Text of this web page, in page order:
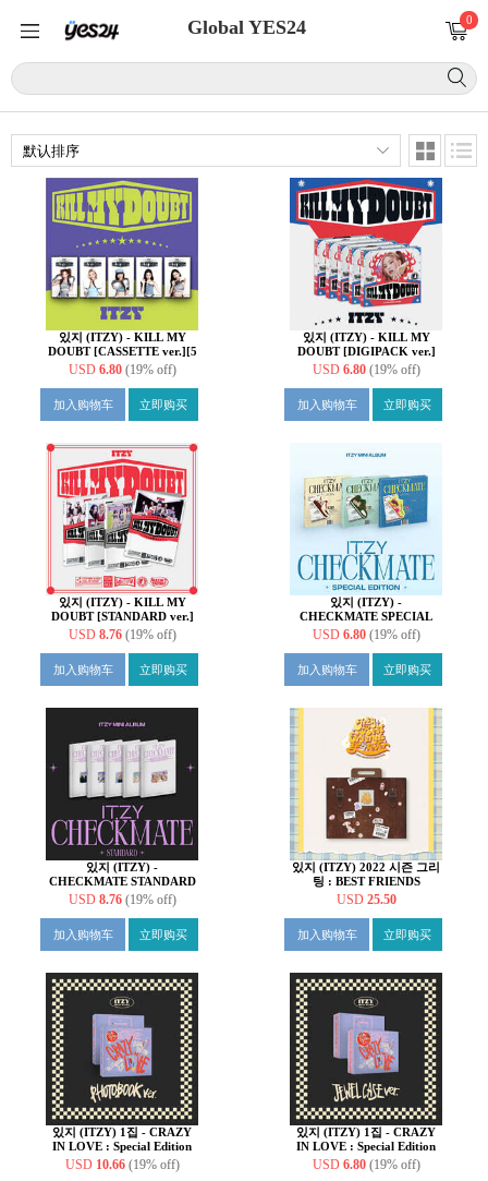
Global YES24 0
있지 (ITZY) - KILL MY
DOUBT [CASSETTE ver.][5
종 중 1종 랜덤발송]
USD 6.80 (19% off)
加入购物车 立即购买
있지 (ITZY) - KILL MY
DOUBT [DIGIPACK ver.]
[버전 5종 중 1종 랜덤 발송]
USD 6.80 (19% off)
加入购物车 立即购买
있지 (ITZY) - KILL MY
DOUBT [STANDARD ver.]
[4종 중 1종 랜덤발송]
USD 8.76 (19% off)
加入购物车 立即购买
있지 (ITZY) -
CHECKMATE SPECIAL
EDITION [3종 중 1종 랜덤
발송]
USD 6.80 (19% off)
加入购物车 立即购买
있지 (ITZY) -
CHECKMATE STANDARD
EDITION [일반반]
USD 8.76 (19% off)
加入购物车 立即购买
있지 (ITZY) 2022 시즌 그리
팅 : BEST FRIENDS
FOREVER
USD 25.50
加入购物车 立即购买
있지 (ITZY) 1집 - CRAZY
IN LOVE : Special Edition
[PHOTOBOOK ver.]
USD 10.66 (19% off)
있지 (ITZY) 1집 - CRAZY
IN LOVE : Special Edition
[JEWELCASE ver.]
USD 6.80 (19% off)